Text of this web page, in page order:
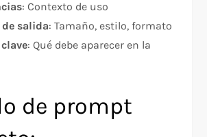
: Contexto de uso
salida: Tamaño, estilo, formato
: Qué debe aparecer en la
de prompt